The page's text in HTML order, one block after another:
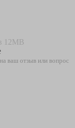
12MB
ваш отзыв или вопрос